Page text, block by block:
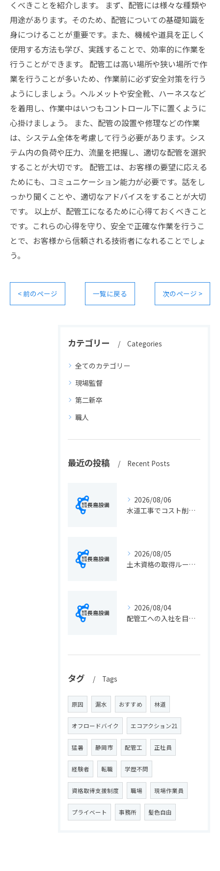
くべきことを紹介します。 まず、配管には様々な種類や
用途があります。そのため、配管についての基礎知識を
身につけることが重要です。また、機械や道具を正しく
使用する方法も学び、実践することで、効率的に作業を
行うことができます。 配管工は高い場所や狭い場所で作
業を行うことが多いため、作業前に必ず安全対策を行う
ようにしましょう。ヘルメットや安全靴、ハーネスなど
を着用し、作業中はいつもコントロール下に置くように
心掛けましょう。 また、配管の設置や修理などの作業
は、システム全体を考慮して行う必要があります。シス
テム内の負荷や圧力、流量を把握し、適切な配管を選択
することが大切です。 配管工は、お客様の要望に応える
ためにも、コミュニケーション能力が必要です。話をし
っかり聞くことや、適切なアドバイスをすることが大切
です。 以上が、配管工になるために心得ておくべきこと
です。これらの心得を守り、安全で正確な作業を行うこ
とで、お客様から信頼される技術者になれることでしょ
う。
< 前のページ 一覧に戻る 次のページ >
カテゴリー Categories
全てのカテゴリー
現場監督
第二新卒
職人
最近の投稿 Recent Posts
2026/08/06
水道工事でコスト削減を実現する静岡県静岡市の手続きと費用見直しポイント
2026/08/05
土木資格の取得ルートや静岡県静岡市でのキャリアアップ戦略を現実的に解説
2026/08/04
配管工への入社を目指す方へ静岡県静岡市で仕事選びと成長のステップ徹底ガイド
タグ Tags
原因 漏水 おすすめ 林道
オフロードバイク エコアクション21
猛暑 静岡市 配管工 正社員
経験者 転職 学歴不問
資格取得支援制度 職場 現場作業員
プライベート 事務所 髪色自由